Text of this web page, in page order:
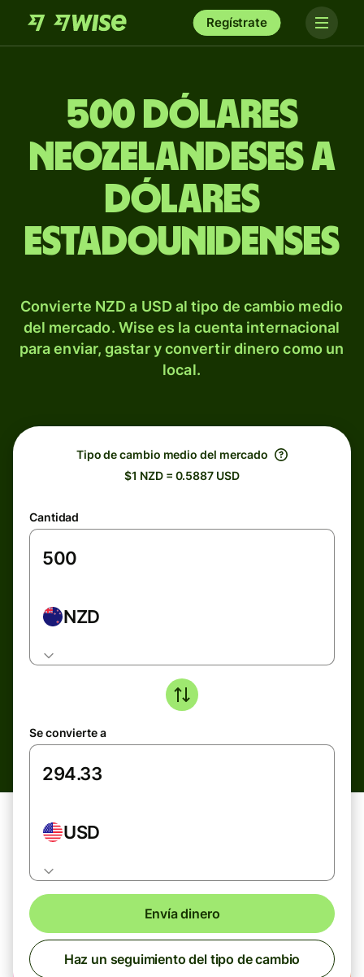
Regístrate
500 dólares
neozelandeses a
dólares
estadounidenses
Convierte NZD a USD al tipo de cambio medio
del mercado. Wise es la cuenta internacional
para enviar, gastar y convertir dinero como un
local.
Tipo de cambio medio del mercado
$1 NZD = 0.5887 USD
Cantidad
NZD
Se convierte a
USD
Envía dinero
Haz un seguimiento del tipo de cambio